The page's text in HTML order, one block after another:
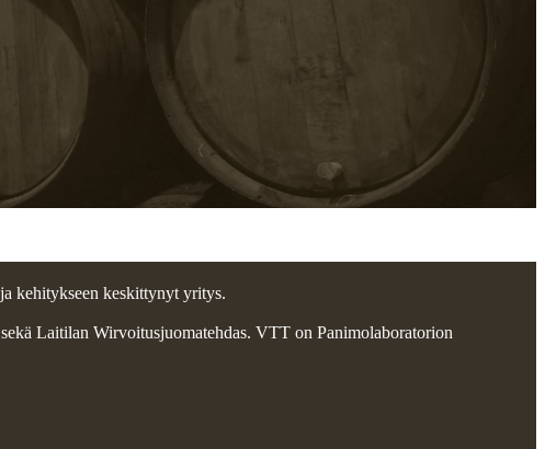
kehitykseen keskittynyt yritys.
Laitilan Wirvoitusjuomatehdas. VTT on Panimolaboratorion